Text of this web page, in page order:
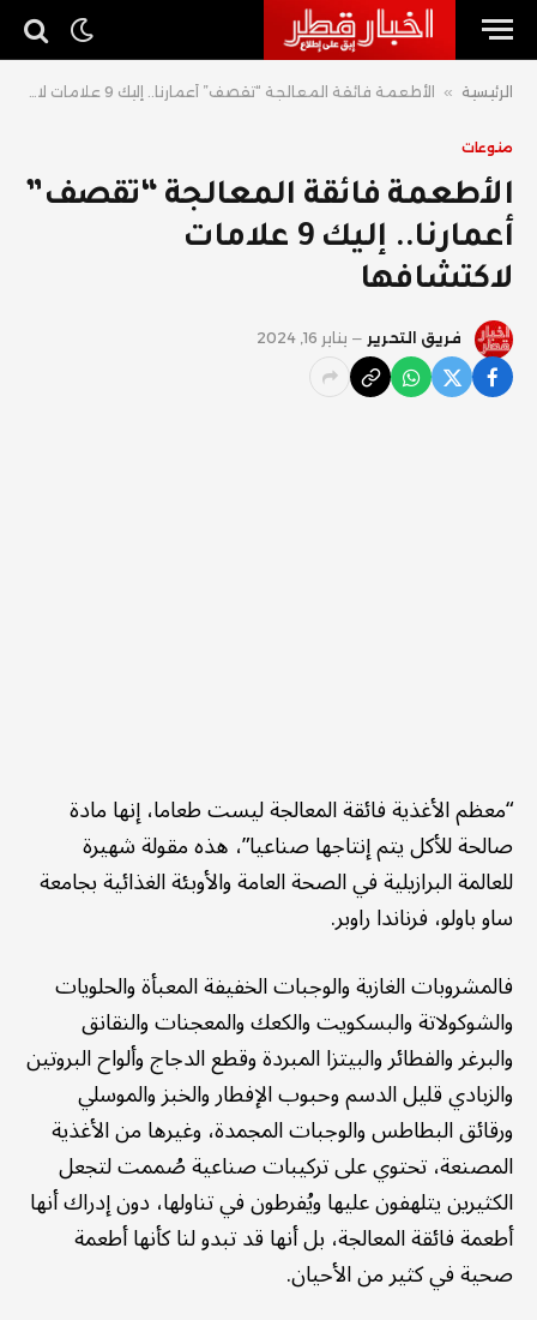
الرئيسية » الأطعمة فائقة المعالجة “تقصف” أعمارنا.. إليك 9 علامات لاكتشافها
منوعات
الأطعمة فائقة المعالجة “تقصف”
أعمارنا.. إليك 9 علامات
لاكتشافها
فريق التحرير يناير 16, 2024
“معظم الأغذية فائقة المعالجة ليست طعاما، إنها مادة
صالحة للأكل يتم إنتاجها صناعيا”، هذه مقولة شهيرة
للعالمة البرازيلية في الصحة العامة والأوبئة الغذائية بجامعة
ساو باولو، فرناندا راوبر.
فالمشروبات الغازية والوجبات الخفيفة المعبأة والحلويات
والشوكولاتة والبسكويت والكعك والمعجنات والنقانق
والبرغر والفطائر والبيتزا المبردة وقطع الدجاج وألواح البروتين
والزبادي قليل الدسم وحبوب الإفطار والخبز والموسلي
ورقائق البطاطس والوجبات المجمدة، وغيرها من الأغذية
المصنعة، تحتوي على تركيبات صناعية صُممت لتجعل
الكثيرين يتلهفون عليها ويُفرطون في تناولها، دون إدراك أنها
أطعمة فائقة المعالجة، بل أنها قد تبدو لنا كأنها أطعمة
صحية في كثير من الأحيان.